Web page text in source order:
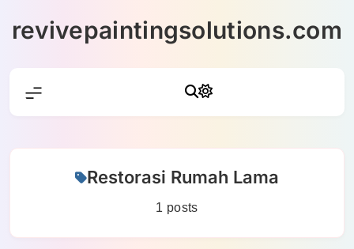
revivepaintingsolutions.com
Restorasi Rumah Lama
1 posts